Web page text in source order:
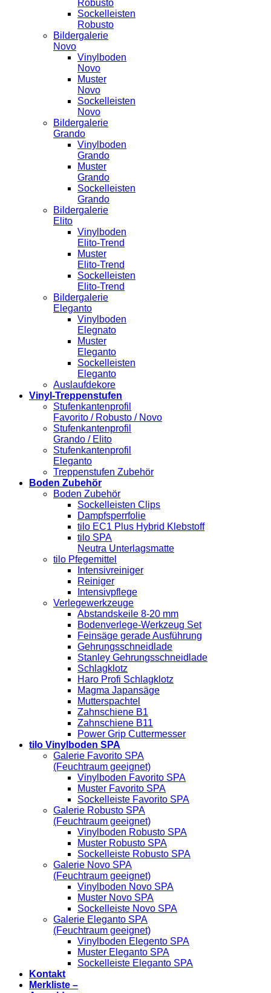
Robusto
Sockelleisten
Robusto
Bildergalerie
Novo
Vinylboden
Novo
Muster
Novo
Sockelleisten
Novo
Bildergalerie
Grando
Vinylboden
Grando
Muster
Grando
Sockelleisten
Grando
Bildergalerie
Elito
Vinylboden
Elito-Trend
Muster
Elito-Trend
Sockelleisten
Elito-Trend
Bildergalerie
Eleganto
Vinylboden
Elegnato
Muster
Eleganto
Sockelleisten
Eleganto
Auslaufdekore
Vinyl-Treppenstufen
Stufenkantenprofil
Favorito / Robusto / Novo
Stufenkantenprofil
Grando / Elito
Stufenkantenprofil
Eleganto
Treppenstufen Zubehör
Boden Zubehör
Boden Zubehör
Sockelleisten Clips
Dampfsperrfolie
tilo EC1 Plus Hybrid Klebstoff
tilo SPA
Neutra Unterlagsmatte
tilo Pfegemittel
Intensivreiniger
Reiniger
Intensivpflege
Verlegewerkzeuge
Abstandskeile 8-20 mm
Bodenverlege-Werkzeug Set
Feinsäge gerade Ausführung
Gehrungsschneidlade
Stanley Gehrungsschneidlade
Schlagklotz
Haro Profi Schlagklotz
Magma Japansäge
Mutterspachtel
Zahnschiene B1
Zahnschiene B11
Power Grip Cuttermesser
tilo Vinylboden SPA
Galerie Favorito SPA
(Feuchtraum geeignet)
Vinylboden Favorito SPA
Muster Favorito SPA
Sockelleiste Favorito SPA
Galerie Robusto SPA
(Feuchtraum geeignet)
Vinylboden Robusto SPA
Muster Robusto SPA
Sockelleiste Robusto SPA
Galerie Novo SPA
(Feuchtraum geeignet)
Vinylboden Novo SPA
Muster Novo SPA
Sockelleiste Novo SPA
Galerie Eleganto SPA
(Feuchtraum geeignet)
Vinylboden Elegento SPA
Muster Eleganto SPA
Sockelleiste Eleganto SPA
Kontakt
Merkliste –